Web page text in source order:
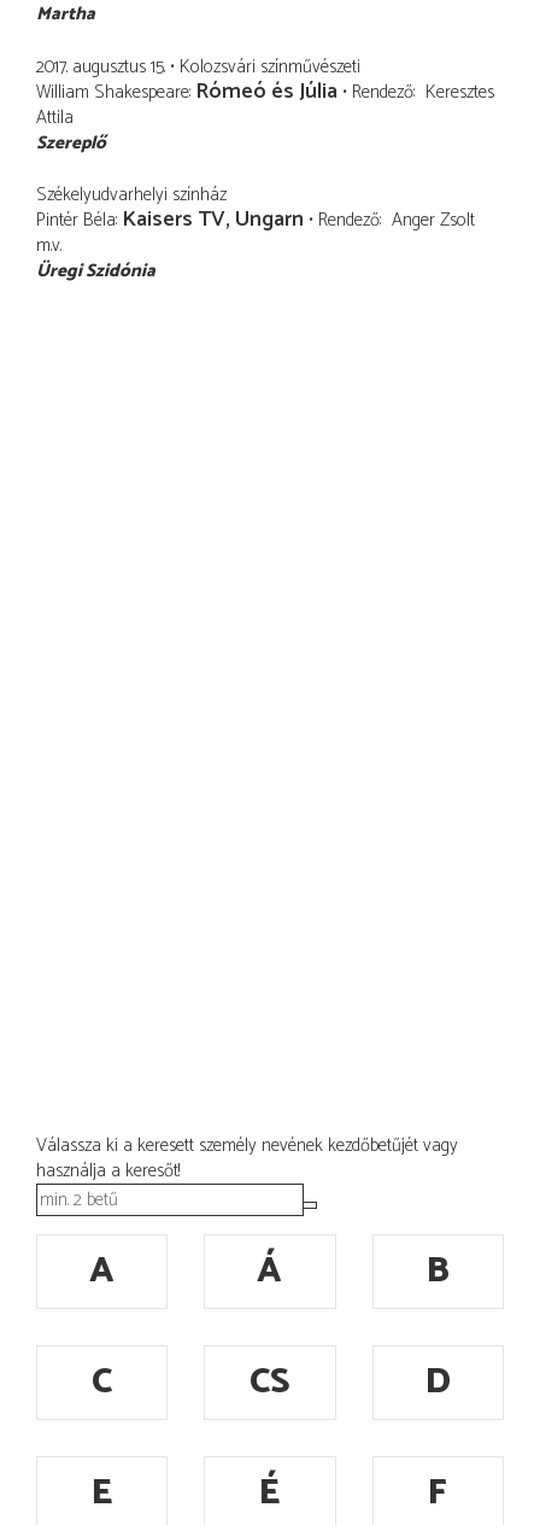
Martha
2017. augusztus 15. Kolozsvári színművészeti
William Shakespeare Rómeó és Júlia Rendező Keresztes
Attila
Szereplő
Székelyudvarhelyi színház
Pintér Béla Kaisers TV, Ungarn Rendező Anger Zsolt
m.v.
Üregi Szidónia
Válassza ki a keresett személy nevének kezdőbetűjét vagy
használja a keresőt!
A Á
B
C
CS
D
E
É
F